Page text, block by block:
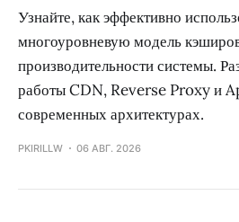
Узнайте, как эффективно
многоуровневую модель
производительности системы.
работы CDN, Reverse Proxy и
современных архитектурах.
PKIRILLW 06 АВГ. 2026